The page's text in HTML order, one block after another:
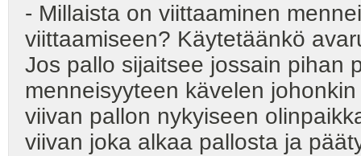
- Millaista on viittaaminen
viittaamiseen? Käytetäänkö
Jos pallo sijaitsee jossain pihan
menneisyyteen kävelen
viivan pallon nykyiseen
viivan joka alkaa pallosta ja